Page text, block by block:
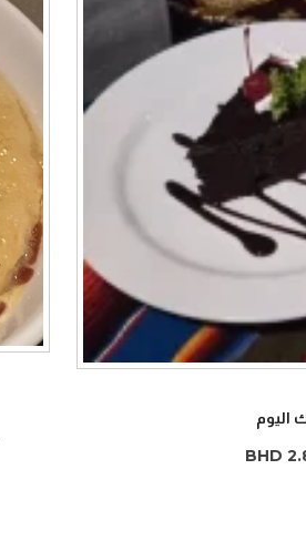
اليوم
BHD